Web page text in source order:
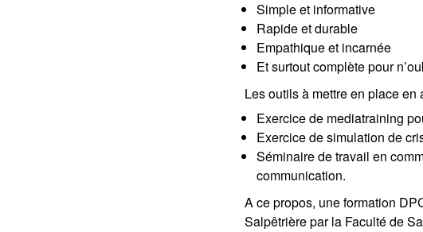
Simple et informative
Rapide et durable
Empathique et incarnée
Et surtout complète pour
Les outils à mettre en place
Exercice de mediatraining
Exercice de simulation de
Séminaire de travail en
communication.
A ce propos, une formation
Salpêtrière par la Faculté de